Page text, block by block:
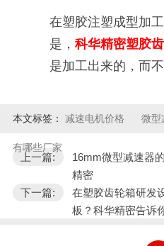
在塑胶注塑成型加
是， 科华精密塑胶
是加工出来的，而
本文标签： 减速电机价格 微型
有哪些厂家
上一篇:
16mm微型减速器
精密
下一篇:
在塑胶齿轮箱研发
板？科华精密告诉